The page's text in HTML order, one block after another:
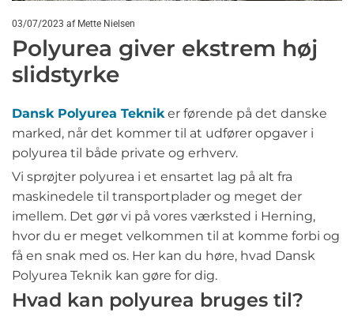
03/07/2023 af Mette Nielsen
Polyurea giver ekstrem høj
slidstyrke
Dansk Polyurea Tekniker førende på det danske
marked, når det kommer til at udfører opgaver i
polyurea til både private og erhverv.
Vi sprøjter polyurea i et ensartet lag på alt fra
maskinedele til transportplader og meget der
imellem. Det gør vi på vores værksted i Herning,
hvor du er meget velkommen til at komme forbi og
få en snak med os. Her kan du høre, hvad Dansk
Polyurea Teknik kan gøre for dig.
Hvad kan polyurea bruges til?